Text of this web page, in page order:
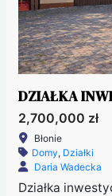
2,700,000 zł
Błonie
Domy, Działki
Daria Wadecka
Działka